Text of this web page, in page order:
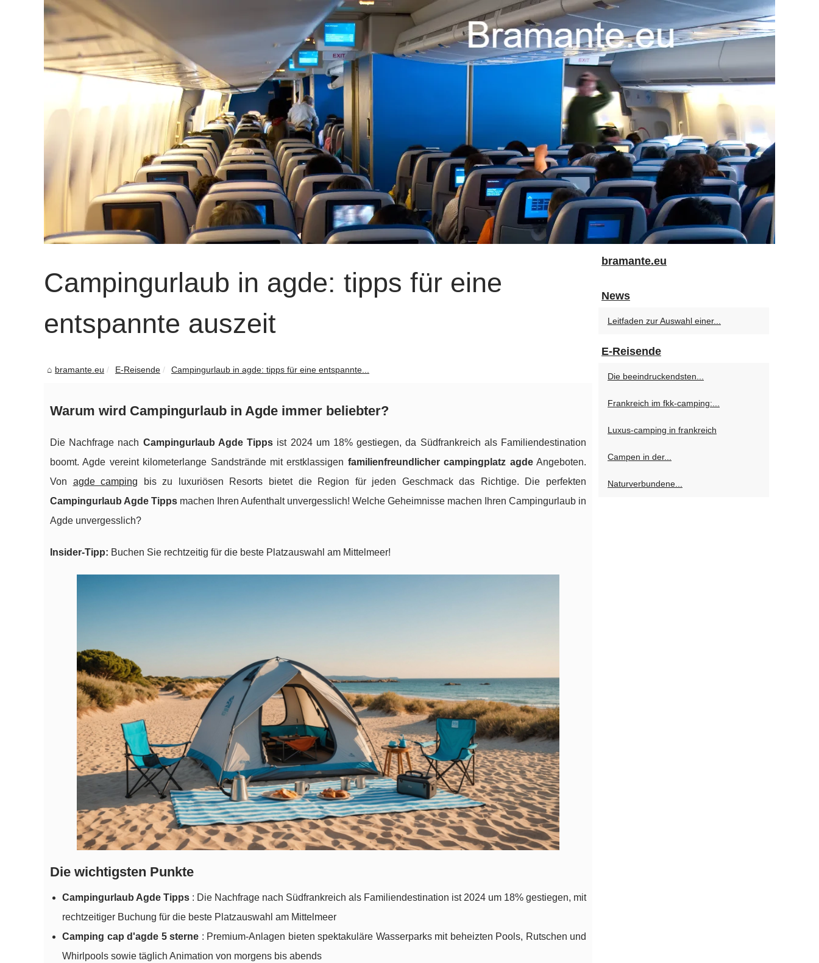
Campingurlaub in agde: tipps für eine
entspannte auszeit
bramante.eu E-Reisende Campingurlaub in agde: tipps für eine entspannte...
Warum wird Campingurlaub in Agde immer beliebter?
Die Nachfrage nach Campingurlaub Agde Tipps ist 2024 um 18% gestiegen, da Südfrankreich als Familiendestination
boomt. Agde vereint kilometerlange Sandstrände mit erstklassigen familienfreundlicher campingplatz agdeAngeboten.
Von agde camping bis zu luxuriösen Resorts bietet die Region für jeden Geschmack das Richtige. Die perfekten
Campingurlaub Agde Tipps machen Ihren Aufenthalt unvergesslich! Welche Geheimnisse machen Ihren Campingurlaub in
Agde unvergesslich?
Insider-Tipp: Buchen Sie rechtzeitig für die beste Platzauswahl am Mittelmeer!
Die wichtigsten Punkte
Campingurlaub Agde Tipps : Die Nachfrage nach Südfrankreich als Familiendestination ist 2024 um 18% gestiegen, mit
rechtzeitiger Buchung für die beste Platzauswahl am Mittelmeer
Camping cap d'agde 5 sterne : Premium-Anlagen bieten spektakuläre Wasserparks mit beheizten Pools, Rutschen und
Whirlpools sowie täglich Animation von morgens bis abends
bramante.eu
News
Leitfaden zur Auswahl einer...
E-Reisende
Die beeindruckendsten...
Frankreich im fkk-camping:...
Luxus-camping in frankreich
Campen in der...
Naturverbundene...